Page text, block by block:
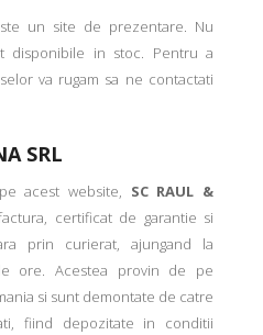
un site de prezentare. Nu
disponibile in stoc. Pentru a
va rugam sa ne contactati
SRL
acest website, SC RAUL &
certificat de garantie si
prin curierat, ajungand la
ore. Acestea provin de pe
si sunt demontate de catre
fiind depozitate in conditii